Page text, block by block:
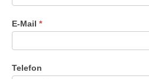
E-Mail *
Telefon
Feld